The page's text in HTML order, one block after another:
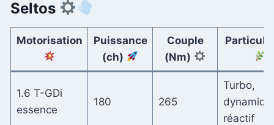
Seltos
Motorisation
Puissance
(ch)
Couple
(Nm)
1.6 T-GDi
essence
180 265
Turbo,
réactif